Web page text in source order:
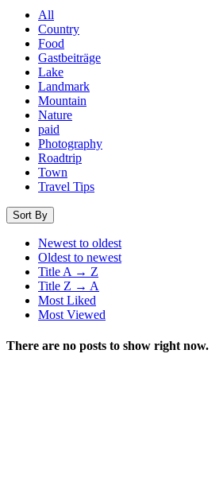
All
Country
Food
Gastbeiträge
Lake
Landmark
Mountain
Nature
paid
Photography
Roadtrip
Town
Travel Tips
Sort By
Newest to oldest
Oldest to newest
Title A → Z
Title Z → A
Most Liked
Most Viewed
There are no posts to show right now.